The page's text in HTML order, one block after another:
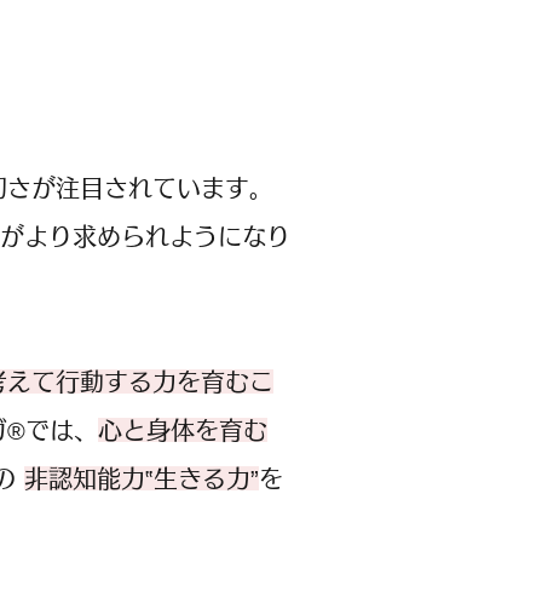
が注目されています。
より求められようになり
て行動する力を育むこ
では、 心と身体を育む
非認知能力‟生きる力”を